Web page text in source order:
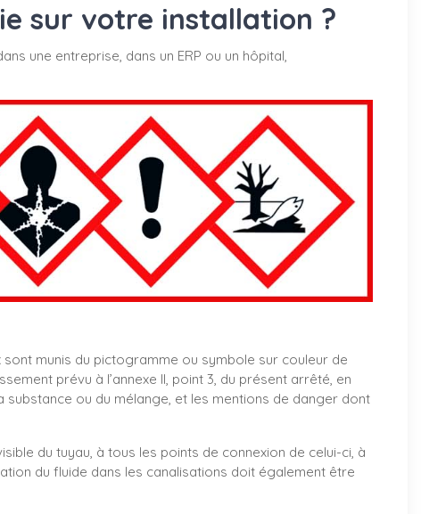
sur votre installation ?
une entreprise, dans un ERP ou un hôpital,
munis du pictogramme ou symbole sur couleur de
prévu à l’annexe II, point 3, du présent arrêté, en
ou du mélange, et les mentions de danger dont
du tuyau, à tous les points de connexion de celui-ci, à
du fluide dans les canalisations doit également être